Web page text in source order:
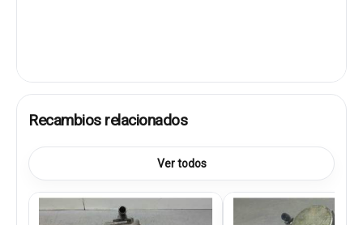
Recambios relacionados
Ver todos